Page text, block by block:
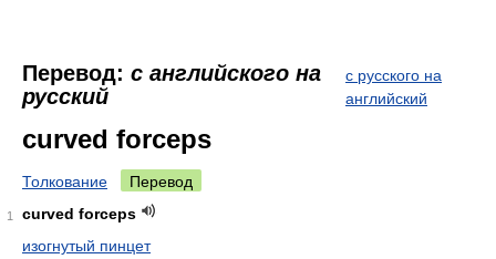
Перевод: с английского на
русский
с русского на
английский
curved forceps
Толкование Перевод
1
curved forceps
изогнутый пинцет